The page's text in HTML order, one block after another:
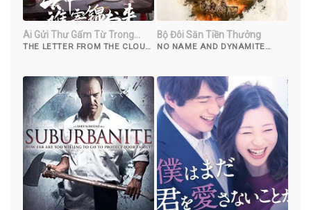
Ai Gửi Thư Gấm Từ Trong
Mây
THE LETTER FROM THE CLOUD
Bộ Đôi Săn Tiền Thưởng
NO NAME AND DYNAMITE